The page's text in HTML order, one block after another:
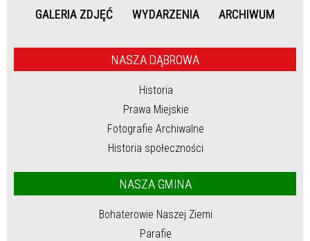
GALERIA ZDJĘĆ WYDARZENIA ARCHIWUM
NASZA DĄBROWA
Historia
Prawa Miejskie
Fotografie Archiwalne
Historia społeczności
NASZA GMINA
Bohaterowie Naszej Ziemi
Parafie